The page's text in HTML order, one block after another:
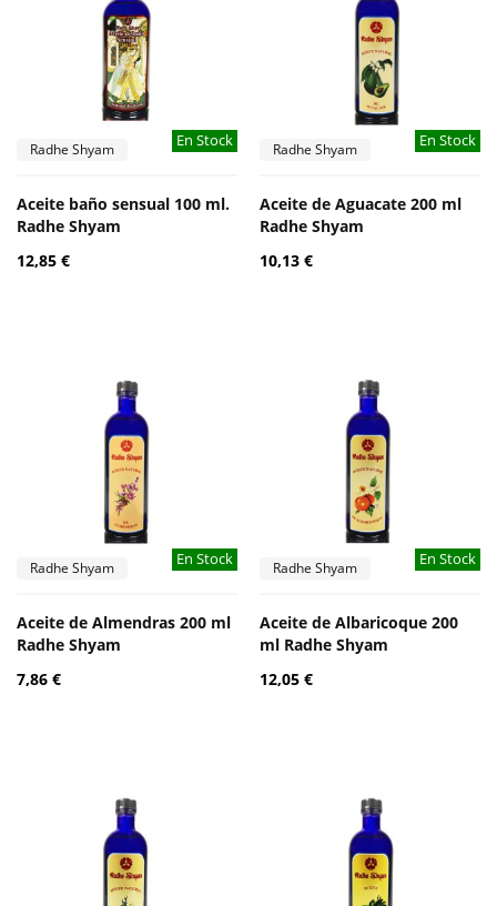
En Stock
Radhe Shyam
Aceite baño sensual 100 ml.
Radhe Shyam
12,85 €
En Stock
Radhe Shyam
Aceite de Aguacate 200 ml
Radhe Shyam
10,13 €
En Stock
Radhe Shyam
Aceite de Almendras 200 ml
Radhe Shyam
7,86 €
En Stock
Radhe Shyam
Aceite de Albaricoque 200
ml Radhe Shyam
12,05 €